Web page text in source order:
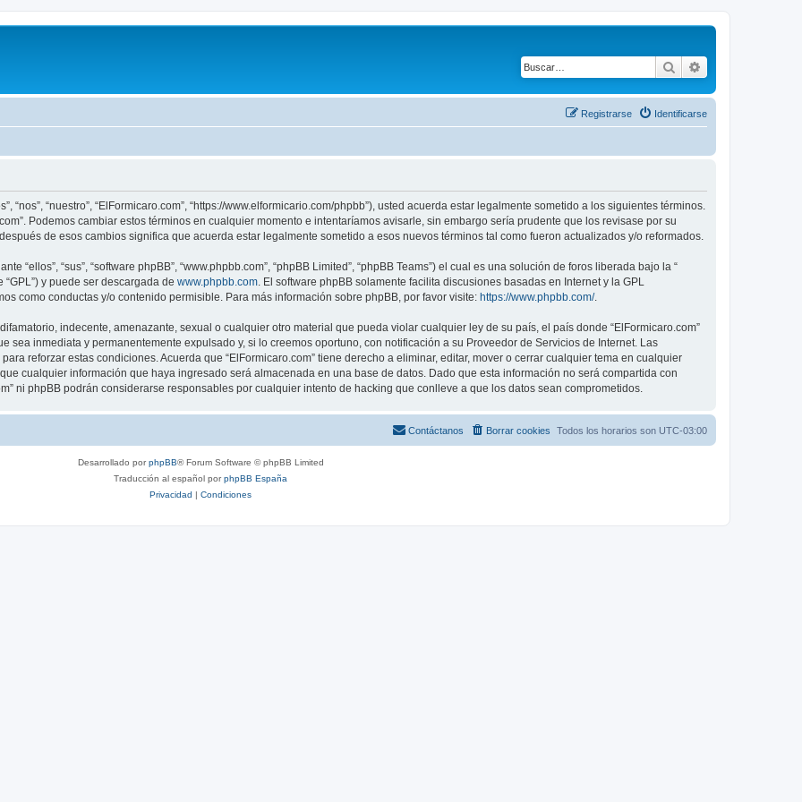
Buscar
Identificarse
Registrarse
“nos”, “nuestro”, “ElFormicaro.com”, “https://www.elformicario.com/phpbb”), usted acuerda estar legalmente sometido a los siguientes términos.
Podemos cambiar estos términos en cualquier momento e intentaríamos avisarle, sin embargo sería prudente que los revisase por su
de esos cambios significa que acuerda estar legalmente sometido a esos nuevos términos tal como fueron actualizados y/o reformados.
“ellos”, “sus”, “software phpBB”, “www.phpbb.com”, “phpBB Limited”, “phpBB Teams”) el cual es una solución de foros liberada bajo la “
“GPL”) y puede ser descargada de www.phpbb.com. El software phpBB solamente facilita discusiones basadas en Internet y la GPL
como conductas y/o contenido permisible. Para más información sobre phpBB, por favor visite: https://www.phpbb.com/.
indecente, amenazante, sexual o cualquier otro material que pueda violar cualquier ley de su país, el país donde “ElFormicaro.com”
sea inmediata y permanentemente expulsado y, si lo creemos oportuno, con notificación a su Proveedor de Servicios de Internet. Las
reforzar estas condiciones. Acuerda que “ElFormicaro.com” tiene derecho a eliminar, editar, mover o cerrar cualquier tema en cualquier
cualquier información que haya ingresado será almacenada en una base de datos. Dado que esta información no será compartida con
ni phpBB podrán considerarse responsables por cualquier intento de hacking que conlleve a que los datos sean comprometidos.
Todos los horarios son UTC-03:00
Borrar cookies
Contáctanos
Desarrollado porphpBB® Forum Software © phpBB Limited
Traducción al español porphpBB España
Privacidad | Condiciones